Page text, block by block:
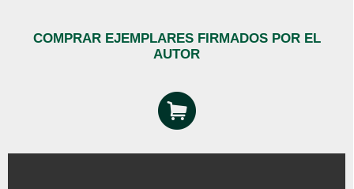
COMPRAR EJEMPLARES FIRMADOS POR EL
AUTOR